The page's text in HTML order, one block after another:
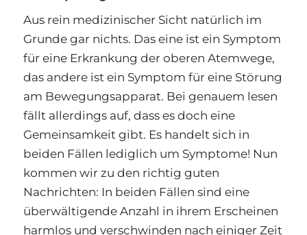
Aus rein medizinischer Sicht natürlich im
Grunde gar nichts. Das eine ist ein Symptom
für eine Erkrankung der oberen Atemwege,
das andere ist ein Symptom für eine Störung
am Bewegungsapparat. Bei genauem lesen
fällt allerdings auf, dass es doch eine
Gemeinsamkeit gibt. Es handelt sich in
beiden Fällen lediglich um Symptome! Nun
kommen wir zu den richtig guten
Nachrichten: In beiden Fällen sind eine
überwältigende Anzahl in ihrem Erscheinen
harmlos und verschwinden nach einiger Zeit